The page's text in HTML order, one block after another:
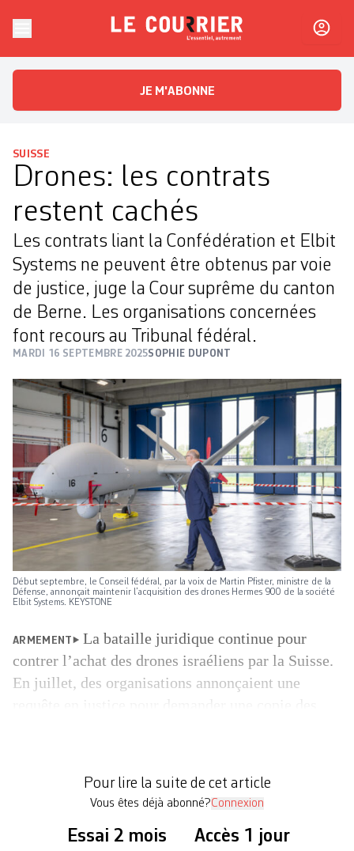
Le CourrierL'essentiel, autrement
JE M'ABONNE
SUISSE
Drones: les contrats
restent cachés
Les contrats liant la Confédération et Elbit
Systems ne peuvent être obtenus par voie
de justice, juge la Cour suprême du canton
de Berne. Les organisations concernées
font recours au Tribunal fédéral.
MARDI 16 SEPTEMBRE 2025SOPHIE DUPONT
Début septembre, le Conseil fédéral, par la voix de Martin Pfister, ministre de la
Défense, annonçait maintenir l’acquisition des drones Hermes 900 de la société
Elbit Systems. KEYSTONE
ARMEMENT
La bataille juridique continue pour
contrer l’achat des drones israéliens par la Suisse.
En juillet, des organisations annonçaient une
première étape, visant à préparer […]
Pour lire la suite de cet article
Vous êtes déjà abonné?Connexion
Essai 2 mois Accès 1 jour